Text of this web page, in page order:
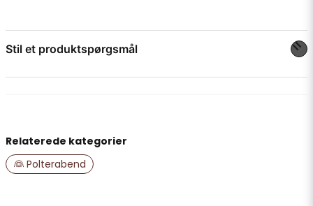
Stil et produktspørgsmål
name
Navn
Relaterede kategorier
👰 Polterabend